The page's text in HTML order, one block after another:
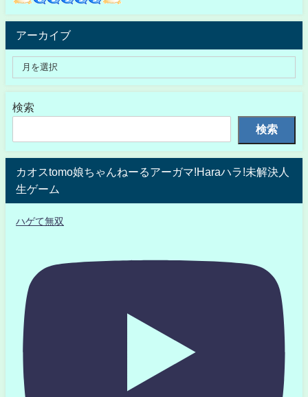
アーカイブ
検索
検索
カオスtomo娘ちゃんねーるアーガマ!Haraハラ!未解決人
生ゲーム
ハゲて無双